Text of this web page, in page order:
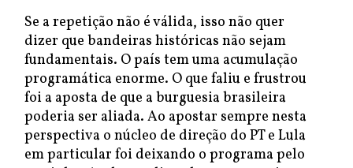
Se a repetição não é válida, isso não quer
dizer que bandeiras históricas não sejam
fundamentais. O país tem uma acumulação
programática enorme. O que faliu e frustrou
foi a aposta de que a burguesia brasileira
poderia ser aliada. Ao apostar sempre nesta
perspectiva o núcleo de direção do PT e Lula
em particular foi deixando o programa pelo